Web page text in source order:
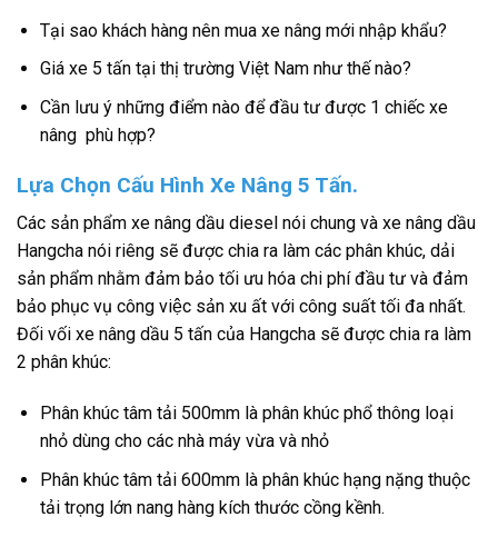
Tại sao khách hàng nên mua xe nâng mới nhập khẩu?
Giá xe 5 tấn tại thị trường Việt Nam như thế nào?
Cần lưu ý những điểm nào để đầu tư được 1 chiếc xe
nâng phù hợp?
Lựa Chọn Cấu Hình Xe Nâng 5 Tấn.
Các sản phẩm xe nâng dầu diesel nói chung và xe nâng dầu
Hangcha nói riêng sẽ được chia ra làm các phân khúc, dải
sản phẩm nhằm đảm bảo tối ưu hóa chi phí đầu tư và đảm
bảo phục vụ công việc sản xu ất với công suất tối đa nhất.
Đối vối xe nâng dầu 5 tấn của Hangcha sẽ được chia ra làm
2 phân khúc:
Phân khúc tâm tải 500mm là phân khúc phổ thông loại
nhỏ dùng cho các nhà máy vừa và nhỏ
Phân khúc tâm tải 600mm là phân khúc hạng nặng thuộc
tải trọng lớn nang hàng kích thước cồng kềnh.